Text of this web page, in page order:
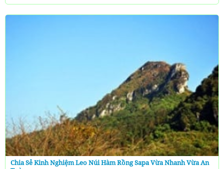
Chia Sẻ Kinh Nghiệm Leo Núi Hàm Rồng Sapa Vừa Nhanh Vừa An